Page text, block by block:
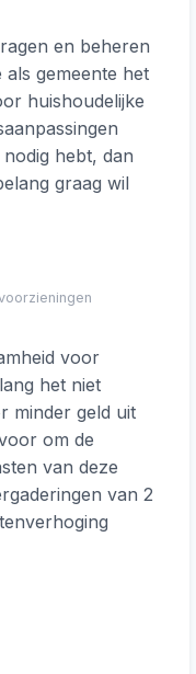
en beheren
gemeente het
huishoudelijke
hebt, dan
graag wil
voor
het niet
minder geld uit
om de
van deze
van 2